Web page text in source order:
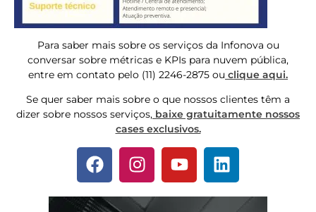
Para saber mais sobre os serviços da Infonova ou
conversar sobre métricas e KPIs para nuvem pública,
entre em contato pelo (11) 2246-2875 ou clique aqui.
Se quer saber mais sobre o que nossos clientes têm a
dizer sobre nossos serviços, baixe gratuitamente nossos
cases exclusivos.